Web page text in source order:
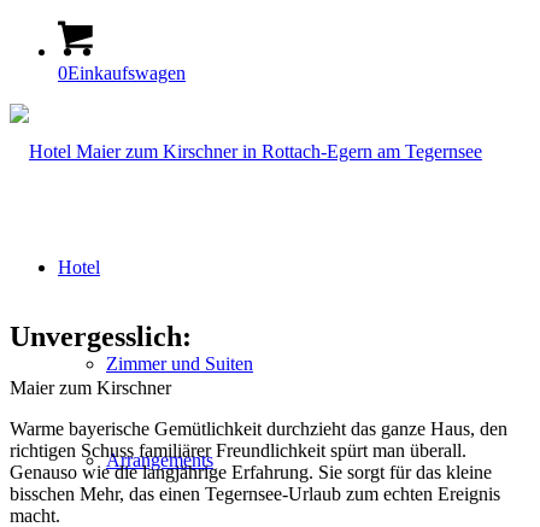
0Einkaufswagen
Hotel
Zimmer und Suiten
Arrangements
Unvergesslich:
Maier zum Kirschner
Warme bayerische Gemütlichkeit durchzieht das ganze Haus, den
richtigen Schuss familiärer Freundlichkeit spürt man überall.
Genauso wie die langjährige Erfahrung. Sie sorgt für das kleine
bisschen Mehr, das einen Tegernsee-Urlaub zum echten Ereignis
macht.